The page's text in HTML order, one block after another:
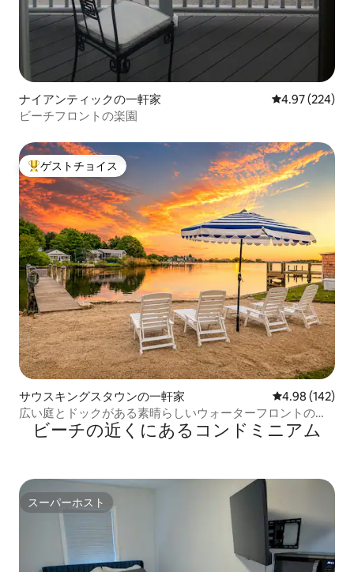
ナイアンティックの一軒家 レビュー224
4.97 (224)
ビーチフロントの楽園
大好評のゲストチョイスです。
ゲストチョイス
サウスキングスタウンの一軒家 レビュー142
4.98 (142)
広い庭とドックがある素晴らしいウォーターフロントのコ
テージ！
ビーチの近くにあるコンドミニアム
スーパーホスト
スーパーホスト